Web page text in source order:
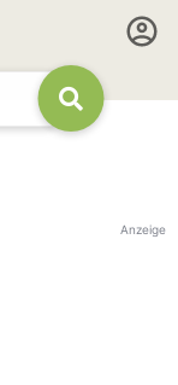
Anzeige